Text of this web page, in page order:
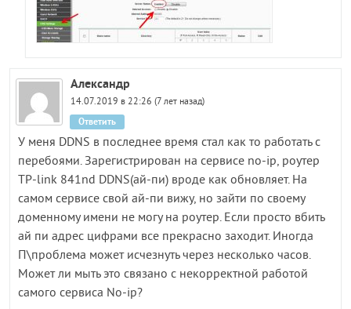
Александр
14.07.2019 в 22:26 (7 лет назад)
У меня DDNS в последнее время стал как то работать с
перебоями. Зарегистрирован на сервисе no-ip, роутер
TP-link 841nd DDNS(ай-пи) вроде как обновляет. На
самом сервисе свой ай-пи вижу, но зайти по своему
доменному имени не могу на роутер. Если просто вбить
ай пи адрес цифрами все прекрасно заходит. Иногда
П\проблема может исчезнуть через несколько часов.
Может ли мыть это связано с некорректной работой
самого сервиса No-ip?
Ответить